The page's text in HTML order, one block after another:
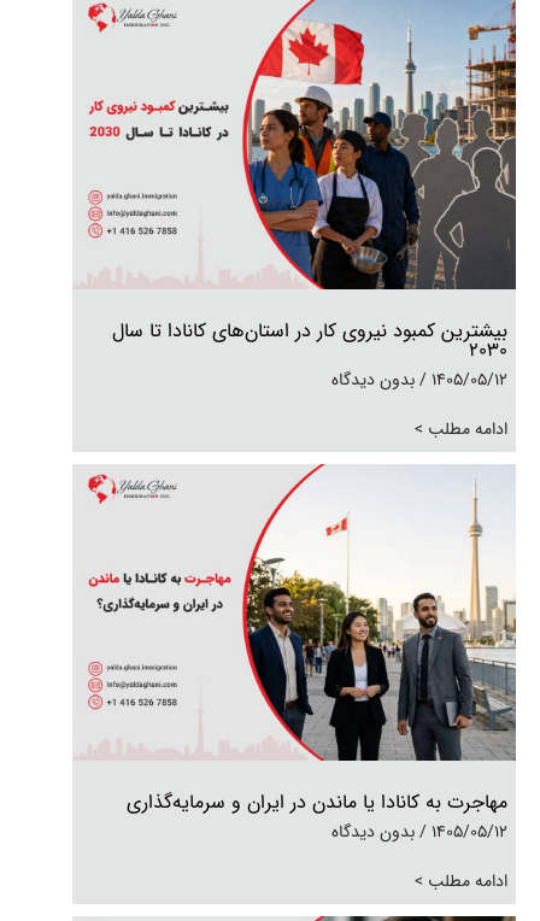
بیشترین کمبود نیروی کار در استان‌های کانادا تا سال
۲۰۳۰
1405/05/12
بدون دیدگاه
ادامه مطلب >
مهاجرت به کانادا یا ماندن در ایران و سرمایه‌گذاری
1405/05/12
بدون دیدگاه
ادامه مطلب >